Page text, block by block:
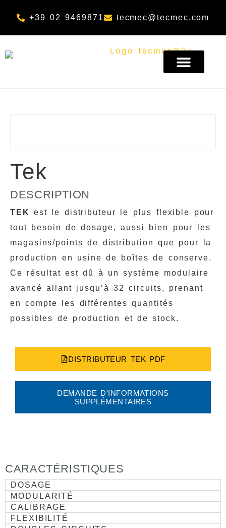
+39 02 9469871 tecmec@tecmec.com
Tek
DESCRIPTION
TEK
est le distributeur le plus flexible pour
tout besoin de dosage, aussi bien pour les
magasins/points de distribution que pour la
production en usine de boîtes de conserve.
Ce résultat est dû à un système modulaire
avancé allant jusqu’à 32 circuits, prenant
en compte les différentes quantités
possibles de production et de stock.
DISTRIBUTEUR TEK PDF
DEMANDE D'INFORMATIONS
SUPPLÉMENTAIRES
CARACTÉRISTIQUES
DOSAGE
MODULARITÉ
CALIBRAGE
FLEXIBILITÉ